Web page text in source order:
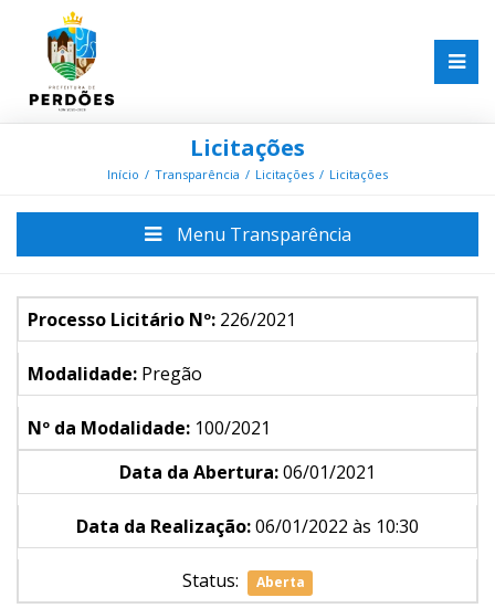
Licitações
Início Transparência Licitações Licitações
Menu Transparência
Processo Licitário Nº: 226/2021
Modalidade: Pregão
Nº da Modalidade: 100/2021
Data da Abertura:06/01/2021
Data da Realização:06/01/2022 às 10:30
Status: Aberta